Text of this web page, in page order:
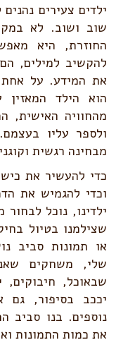
ילדים צעירים
שוב ושוב. לא
החוזרת, היא
להקשיב למילים,
את המידע. על אחת
הוא הילד
מהחוויה האישית,
ולספר עליו
מבחינה רגשית
כדי להעשיר את
וכדי להגמיש את
ילדינו, נוכל
שצילמנו בטיול
או תמונות סביב
שלי, משחקים
שבאוכל,
יככב בסיפור, גם
נוספים. בנו סביב
את כמות התמונות